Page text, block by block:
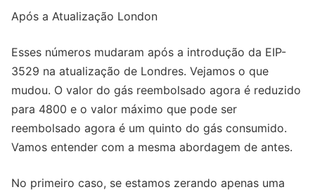
Após a Atualização London
Esses números mudaram após a introdução da EIP-
3529 na atualização de Londres. Vejamos o que
mudou. O valor do gás reembolsado agora é reduzido
para 4800 e o valor máximo que pode ser
reembolsado agora é um quinto do gás consumido.
Vamos entender com a mesma abordagem de antes.
No primeiro caso, se estamos zerando apenas uma